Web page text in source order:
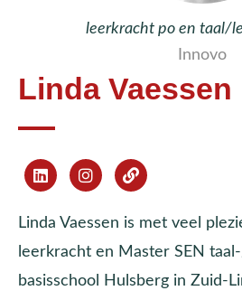
leerkracht po en taal/
Innovo
Linda Vaessen
Linda Vaessen is met veel
leerkracht en Master SEN
basisschool Hulsberg in Zuid-